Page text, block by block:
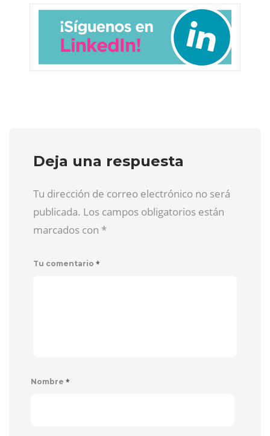
Deja una respuesta
Tu dirección de correo electrónico no será
publicada. Los campos obligatorios están
marcados con *
Tu comentario *
Nombre *